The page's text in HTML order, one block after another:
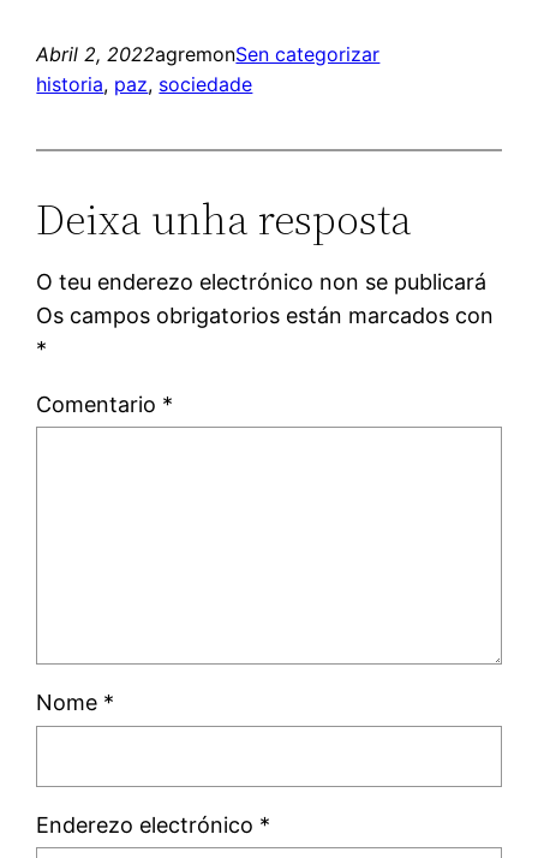
Abril 2, 2022agremonSen categorizar
historia, paz, sociedade
Deixa unha resposta
O teu enderezo electrónico non se publicará
Os campos obrigatorios están marcados con
*
Comentario *
Nome *
Enderezo electrónico *